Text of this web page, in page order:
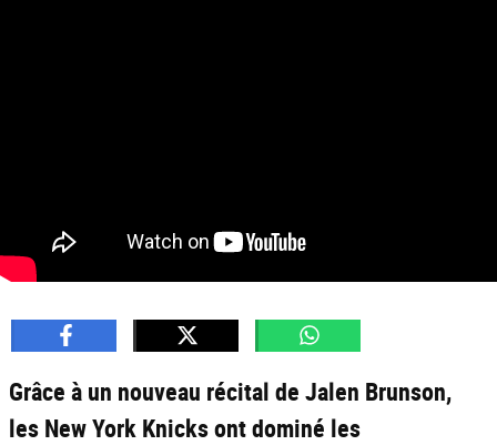
Grâce à un nouveau récital de Jalen Brunson,
les New York Knicks ont dominé les